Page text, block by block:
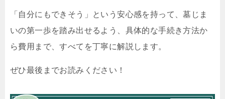
「自分にもできそう」という安心感を持って、墓じま
いの第一歩を踏み出せるよう、具体的な手続き方法か
ら費用まで、すべてを丁寧に解説します。
ぜひ最後までお読みください！